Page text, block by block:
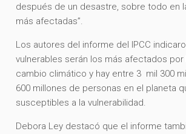
después de un desastre, sobre todo en
más afectadas”.
Los autores del informe del IPCC
vulnerables serán los más afectados
cambio climático y hay entre 3 mil 300
600 millones de personas en el planeta
susceptibles a la vulnerabilidad.
Debora Ley destacó que el informe